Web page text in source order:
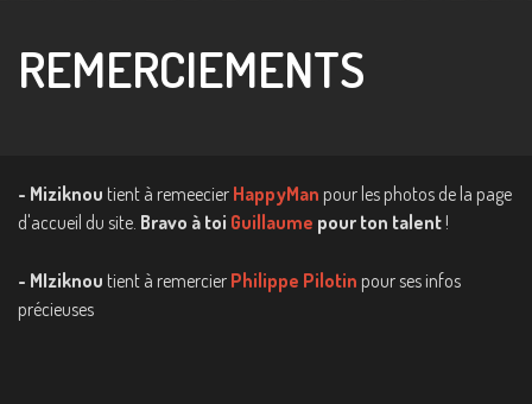
REMERCIEMENTS
- Miziknou tient à remeecier HappyMan pour les photos de la page
d'accueil du site. Bravo à toi Guillaume pour ton talent !
- MIziknou tient à remercier Philippe Pilotin pour ses infos
précieuses